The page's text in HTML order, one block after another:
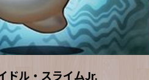
ドル・スライムJr.